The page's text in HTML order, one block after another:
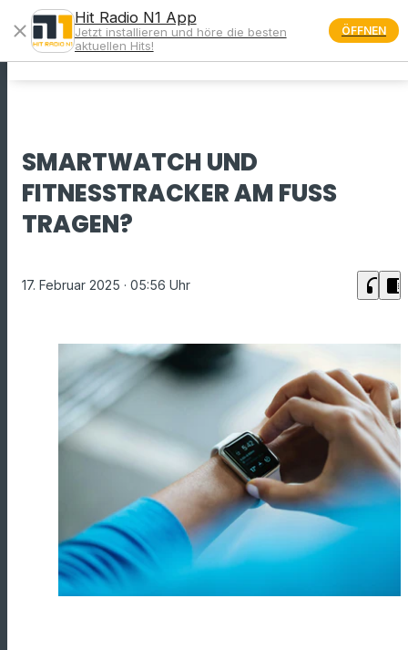
menu
SMARTWATCH UND
FITNESSTRACKER AM FUSS T
RAGEN?
17. Februar 2025 · 05:56 Uhr headphones chrome_reader_mode
close
Hit Radio N1 App
Jetzt installieren und höre die besten
aktuellen Hits!
ÖFFNEN